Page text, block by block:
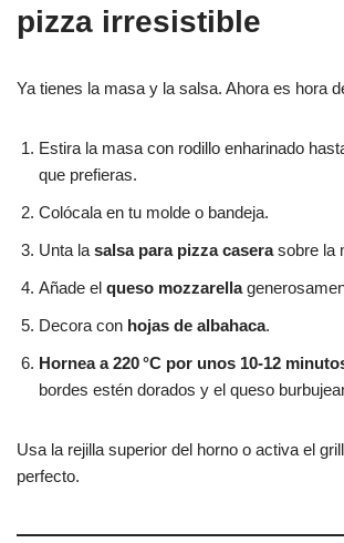
pizza irresistible
Ya tienes la masa y la salsa. Ahora es hora
Estira la masa con rodillo enharinado
que prefieras.
Colócala en tu molde o bandeja.
Unta la salsa para pizza caserasobre la
Añade el queso mozzarella
Decora con hojas de albahaca.
Hornea a 220 °C por unos 10-12
bordes estén dorados y el queso
Usa la rejilla superior del horno o activa el
perfecto.